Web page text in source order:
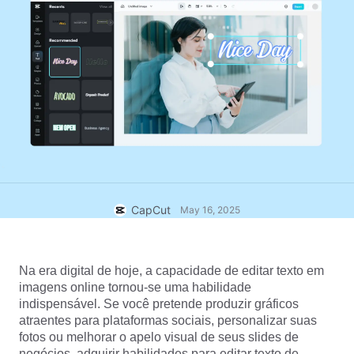
Texto e Áudio
Legendas automáticas
Modelos de legenda
Reconhecimento de fala
Vozes personalizadas
Redução de ruído
Imagem
Marketing
Estilo de vida e vlogs
Design personalizado
Mais
Guias práticos
Principais escolhas
Tendências e dicas de modelos
Mais
Modelos para setores
Modelos de retrospectiva
Centro de confiança
Central de ajuda
Central de notícias
Abrir o CapCut
CapCut May 16, 2025
Na era digital de hoje, a capacidade de editar texto em
imagens online tornou-se uma habilidade
indispensável. Se você pretende produzir gráficos
atraentes para plataformas sociais, personalizar suas
fotos ou melhorar o apelo visual de seus slides de